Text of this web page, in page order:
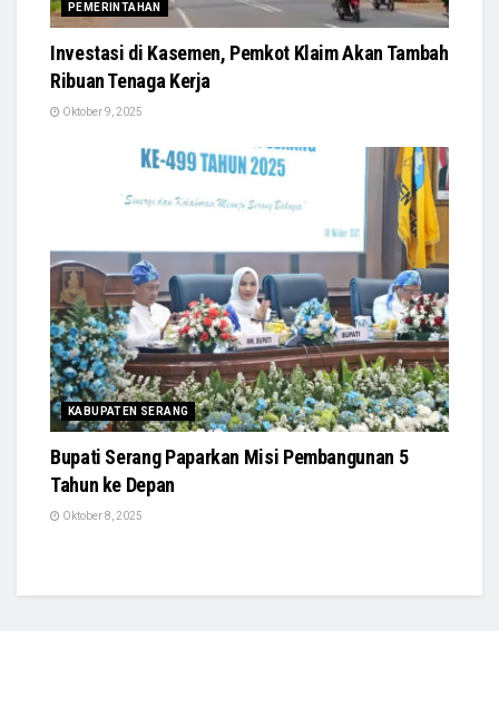
PEMERINTAHAN
Investasi di Kasemen, Pemkot Klaim Akan Tambah
Ribuan Tenaga Kerja
Oktober 9, 2025
KABUPATEN SERANG
Bupati Serang Paparkan Misi Pembangunan 5
Tahun ke Depan
Oktober 8, 2025